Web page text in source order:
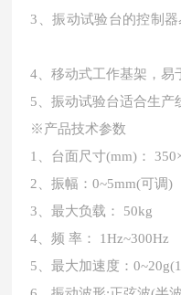
3、振动试验台的控制
4、移动式工作基架，
5、振动试验台适合生产
※产品技术参数
1、台面尺寸(mm)：
2、振幅：0~5mm(可调)
3、最大负载： 50kg
4、频 率： 1Hz~300Hz
5、最大加速度：